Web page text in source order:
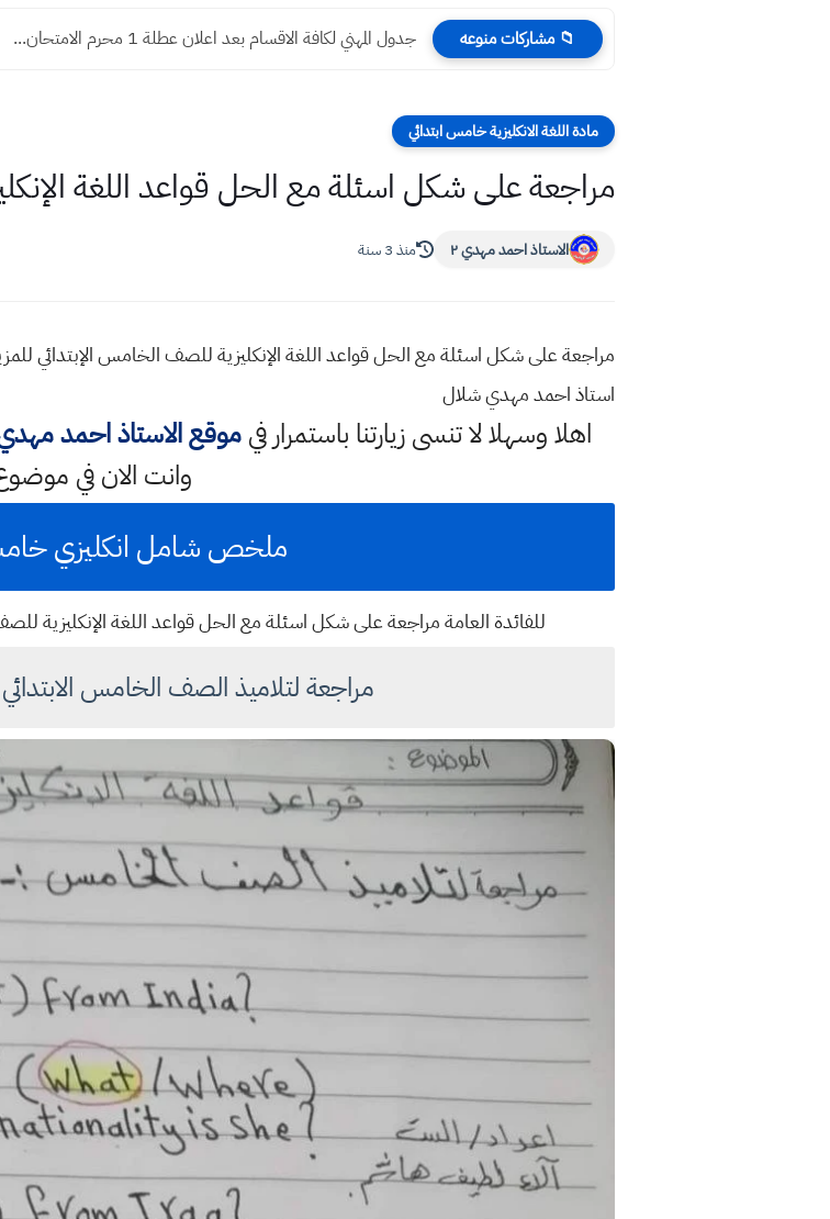
📁 مشاركات منوعه جدول المهني لكافة الاقسام بعد اعلان عطلة 1 محرم الامتحان...
مادة اللغة الانكليزية خامس ابتدائي
مراجعة على شكل اسئلة مع الحل قواعد اللغة
الاستاذ احمد مهدي ٢ منذ 3 سنة
مراجعة على شكل اسئلة مع الحل قواعد اللغة الإنكليزية للصف الخامس الإبتدائي
استاذ احمد مهدي شلال
اهلا وسهلالا تنسى زيارتنا باستمرار فيموقع الاستاذ احمد
وانت الان في
ملخص شامل انكليزي
للفائدة العامة مراجعة على شكل اسئلة مع الحل قواعد اللغة الإنكليزية
مراجعة لتلاميذ الصف الخامس الابتدائي